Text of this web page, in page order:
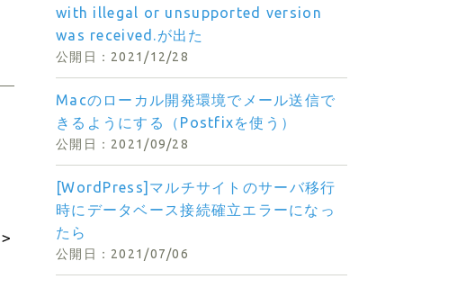
>
with illegal or unsupported version
was received.が出た
2021/12/28
Macのローカル開発環境でメール送信で
きるようにする（Postfixを使う）
2021/09/28
[WordPress]マルチサイトのサーバ移行
時にデータベース接続確立エラーになっ
たら
2021/07/06